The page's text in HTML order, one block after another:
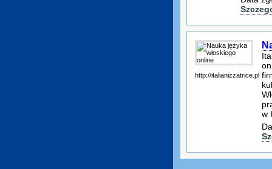
http://italianizzatrice.pl
w